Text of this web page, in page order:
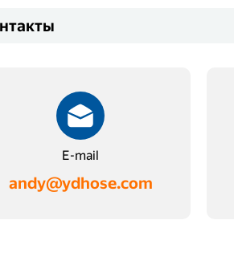
E-mail
andy@ydhose.com